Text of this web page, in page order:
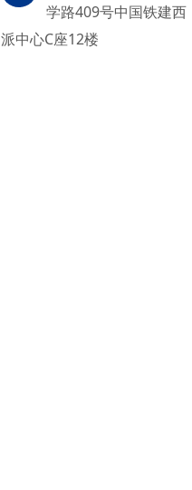
学路409号中国铁建西
派中心C座12楼